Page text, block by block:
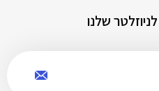
שלנו